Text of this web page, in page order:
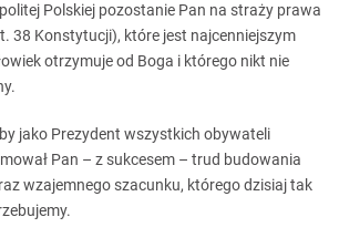
Polskiej pozostanie Pan na straży prawa
38 Konstytucji), które jest najcenniejszym
otrzymuje od Boga i którego nikt nie
jako Prezydent wszystkich obywateli
Pan – z sukcesem – trud budowania
wzajemnego szacunku, którego dzisiaj tak